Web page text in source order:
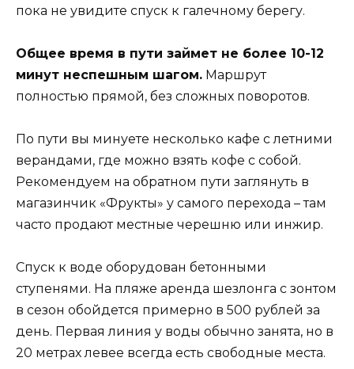
пока не увидите спуск к галечному берегу.
Общее время в пути займет не более 10-12
минут неспешным шагом. Маршрут
полностью прямой, без сложных поворотов.
По пути вы минуете несколько кафе с летними
верандами, где можно взять кофе с собой.
Рекомендуем на обратном пути заглянуть в
магазинчик «Фрукты» у самого перехода – там
часто продают местные черешню или инжир.
Спуск к воде оборудован бетонными
ступенями. На пляже аренда шезлонга с зонтом
в сезон обойдется примерно в 500 рублей за
день. Первая линия у воды обычно занята, но в
20 метрах левее всегда есть свободные места.